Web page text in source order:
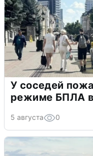
У соседей
режиме БПЛА
5 августа 0